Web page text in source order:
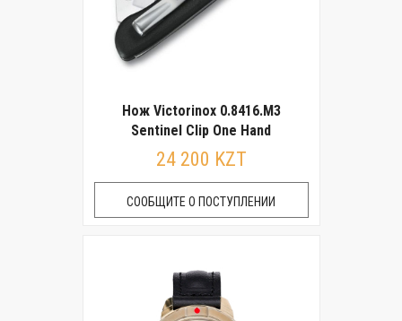
Нож Victorinox 0.8416.M3
Sentinel Clip One Hand
24 200 KZT
СООБЩИТЕ О ПОСТУПЛЕНИИ